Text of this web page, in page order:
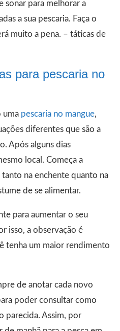
sonar para melhorar a
a sua pescaria. Faça o
muito a pena. – táticas de
para pescaria no
uma pescaria no mangue,
diferentes que são a
Após alguns dias
local. Começa a
na enchente quanto na
de se alimentar.
para aumentar o seu
isso, a observação é
tenha um maior rendimento
de anotar cada novo
poder consultar como
parecida. Assim, por